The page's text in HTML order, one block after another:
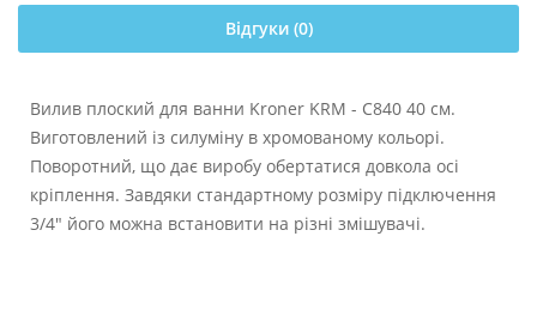
Відгуки (0)
Вилив плоский для ванни Kroner KRM - C840 40 см.
Виготовлений із силуміну в хромованому кольорі.
Поворотний, що дає виробу обертатися довкола осі
кріплення. Завдяки стандартному розміру підключення
3/4" його можна встановити на різні змішувачі.